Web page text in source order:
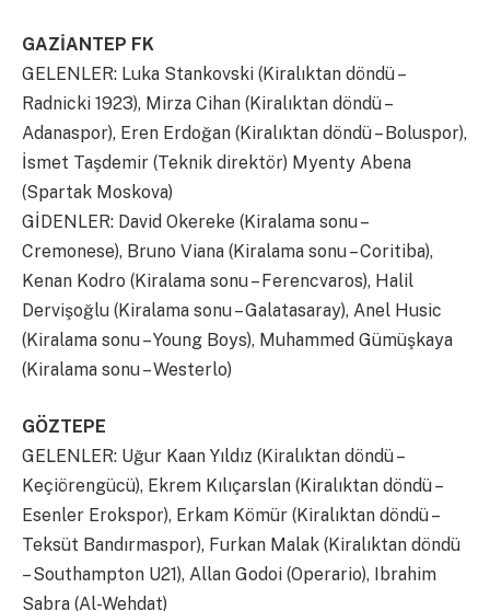
GAZİANTEP FK
GELENLER: Luka Stankovski (Kiralıktan döndü –
Radnicki 1923), Mirza Cihan (Kiralıktan döndü –
Adanaspor), Eren Erdoğan (Kiralıktan döndü – Boluspor),
İsmet Taşdemir (Teknik direktör) Myenty Abena
(Spartak Moskova)
GİDENLER: David Okereke (Kiralama sonu –
Cremonese), Bruno Viana (Kiralama sonu – Coritiba),
Kenan Kodro (Kiralama sonu – Ferencvaros), Halil
Dervişoğlu (Kiralama sonu – Galatasaray), Anel Husic
(Kiralama sonu – Young Boys), Muhammed Gümüşkaya
(Kiralama sonu – Westerlo)
GÖZTEPE
GELENLER: Uğur Kaan Yıldız (Kiralıktan döndü –
Keçiörengücü), Ekrem Kılıçarslan (Kiralıktan döndü –
Esenler Erokspor), Erkam Kömür (Kiralıktan döndü –
Teksüt Bandırmaspor), Furkan Malak (Kiralıktan döndü
– Southampton U21), Allan Godoi (Operario), Ibrahim
Sabra (Al-Wehdat)